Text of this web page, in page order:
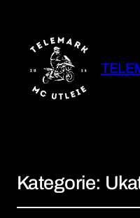
Kategorie: